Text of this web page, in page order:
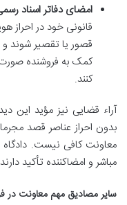
امضای دفاتر اسناد
قانونی خود در احراز
قصور یا تقصیر شوند
کمک به فروشنده
کنند.
آراء قضایی نیز مؤید این
بدون احراز عناصر قصد
معاونت کافی نیست.
مباشر و امضاکننده تأکید
سایر مصادیق مهم معاونت در